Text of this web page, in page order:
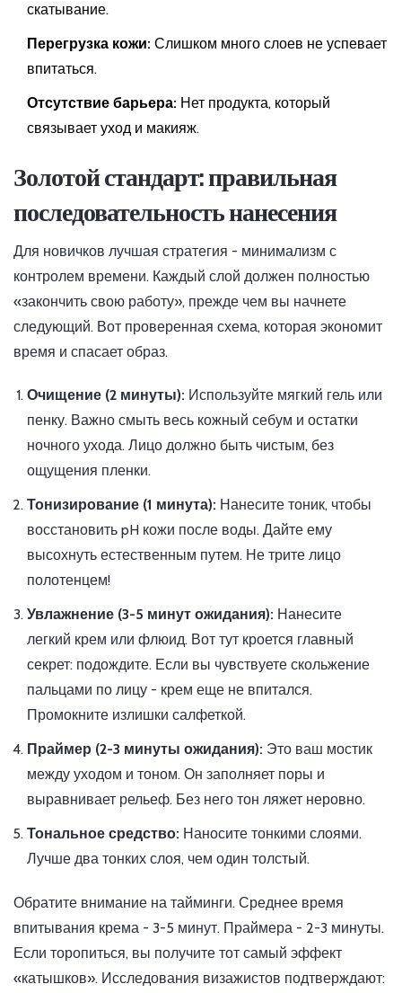
скатывание.
Перегрузка кожи: Слишком много слоев не успевает
впитаться.
Отсутствие барьера: Нет продукта, который
связывает уход и макияж.
Золотой стандарт: правильная
последовательность нанесения
Для новичков лучшая стратегия - минимализм с
контролем времени. Каждый слой должен полностью
«закончить свою работу», прежде чем вы начнете
следующий. Вот проверенная схема, которая экономит
время и спасает образ.
Очищение (2 минуты): Используйте мягкий гель или
пенку. Важно смыть весь кожный себум и остатки
ночного ухода. Лицо должно быть чистым, без
ощущения пленки.
Тонизирование (1 минута): Нанесите тоник, чтобы
восстановить pH кожи после воды. Дайте ему
высохнуть естественным путем. Не трите лицо
полотенцем!
Увлажнение (3-5 минут ожидания): Нанесите
легкий крем или флюид. Вот тут кроется главный
секрет: подождите. Если вы чувствуете скольжение
пальцами по лицу - крем еще не впитался.
Промокните излишки салфеткой.
Праймер (2-3 минуты ожидания): Это ваш мостик
между уходом и тоном. Он заполняет поры и
выравнивает рельеф. Без него тон ляжет неровно.
Тональное средство: Наносите тонкими слоями.
Лучше два тонких слоя, чем один толстый.
Обратите внимание на тайминги. Среднее время
впитывания крема - 3-5 минут. Праймера - 2-3 минуты.
Если торопиться, вы получите тот самый эффект
«катышков». Исследования визажистов подтверждают: